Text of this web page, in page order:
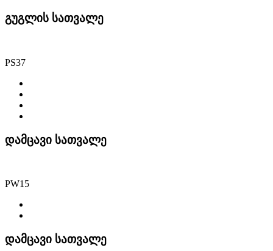
გუგლის სათვალე
PS37
დამცავი სათვალე
PW15
დამცავი სათვალე